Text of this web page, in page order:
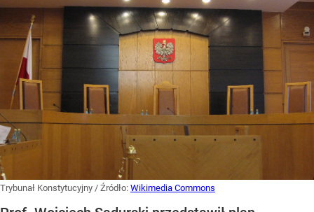
Trybunał Konstytucyjny / Źródło: Wikimedia Commons